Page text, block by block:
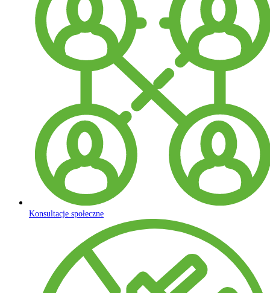
Konsultacje społeczne